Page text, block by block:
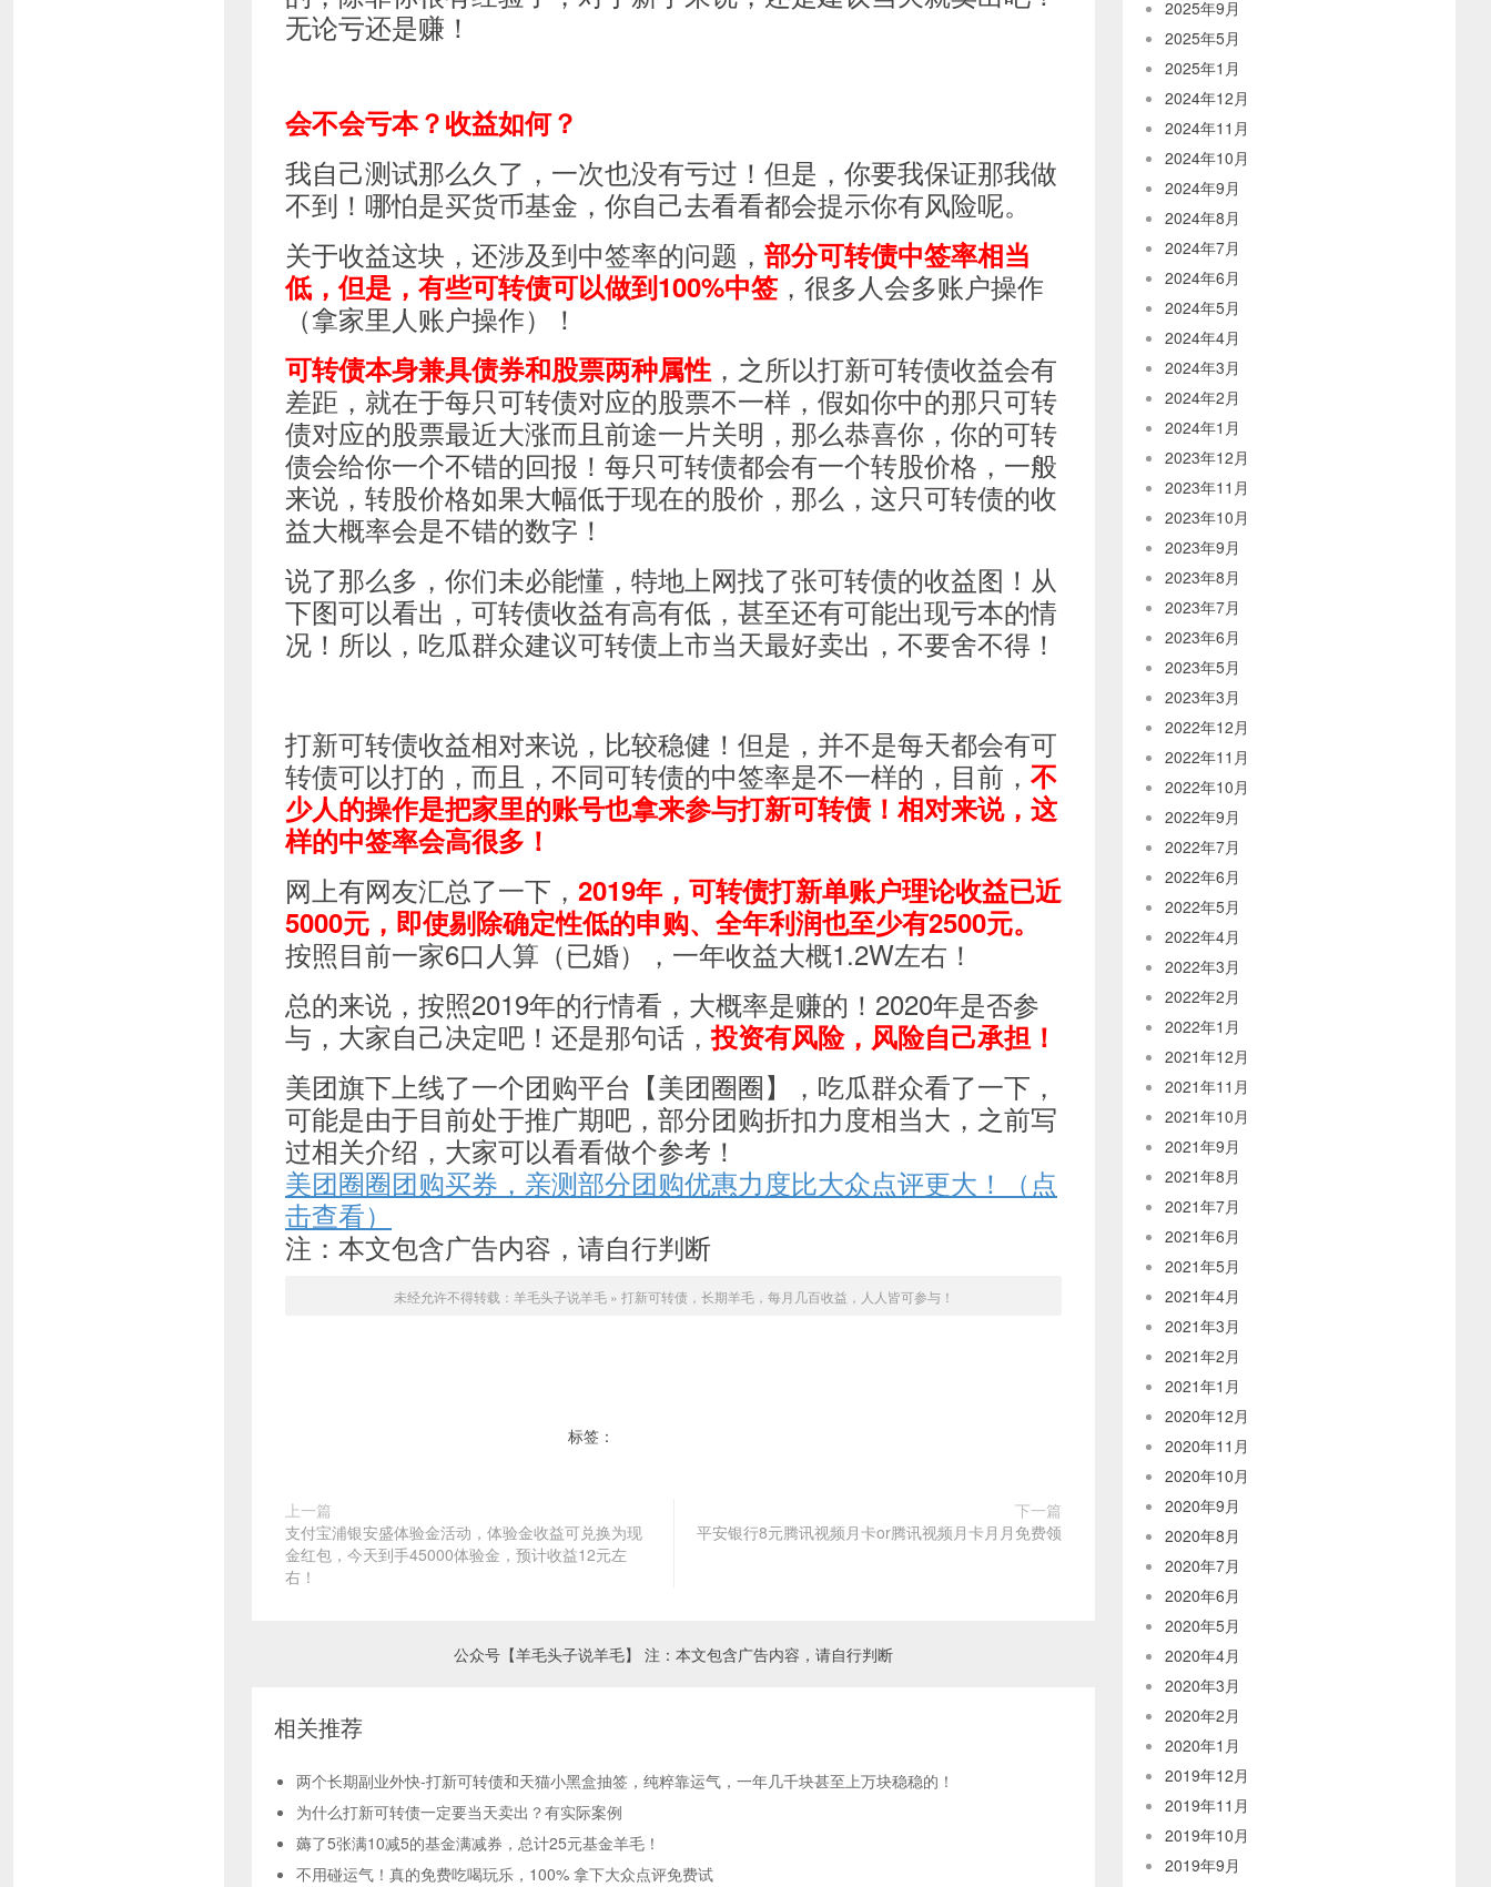
无论亏还是赚！
会不会亏本？收益如何？
我自己测试那么久了，一次也没有亏过！但是，你要我保证那我做
不到！哪怕是买货币基金，你自己去看看都会提示你有风险呢。
关于收益这块，还涉及到中签率的问题， 部分可转债中签率相当
低，但是，有些可转债可以做到100%中签 ，很多人会多账户操作
（拿家里人账户操作）！
可转债本身兼具债券和股票两种属性 ，之所以打新可转债收益会有
差距，就在于每只可转债对应的股票不一样，假如你中的那只可转
债对应的股票最近大涨而且前途一片关明，那么恭喜你，你的可转
债会给你一个不错的回报！每只可转债都会有一个转股价格，一般
来说，转股价格如果大幅低于现在的股价，那么，这只可转债的收
益大概率会是不错的数字！
说了那么多，你们未必能懂，特地上网找了张可转债的收益图！从
下图可以看出，可转债收益有高有低，甚至还有可能出现亏本的情
况！所以，吃瓜群众建议可转债上市当天最好卖出，不要舍不得！
打新可转债收益相对来说，比较稳健！但是，并不是每天都会有可
转债可以打的，而且，不同可转债的中签率是不一样的，目前， 不
少人的操作是把家里的账号也拿来参与打新可转债！相对来说，这
样的中签率会高很多！
网上有网友汇总了一下， 2019年，可转债打新单账户理论收益已近
5000元，即使剔除确定性低的申购、全年利润也至少有2500元。
按照目前一家6口人算（已婚），一年收益大概1.2W左右！
总的来说，按照2019年的行情看，大概率是赚的！2020年是否参
与，大家自己决定吧！还是那句话，投资有风险，风险自己承担！
美团旗下上线了一个团购平台【美团圈圈】，吃瓜群众看了一下，
可能是由于目前处于推广期吧，部分团购折扣力度相当大，之前写
过相关介绍，大家可以看看做个参考！
美团圈圈团购买券，亲测部分团购优惠力度比大众点评更大！（点
击查看）
注：本文包含广告内容，请自行判断
未经允许不得转载： 羊毛头子说羊毛» 打新可转债，长期羊毛，每月几百收益，人人皆可参与！
标签：
上一篇
支付宝浦银安盛体验金活动，体验金收益可兑换为现
金红包，今天到手45000体验金，预计收益12元左
右！
下一篇
平安银行8元腾讯视频月卡or腾讯视频月卡月月免费领
公众号【羊毛头子说羊毛】 注：本文包含广告内容，请自行判断
相关推荐
两个长期副业外快-打新可转债和天猫小黑盒抽签，纯粹靠运气，一年几千块甚至上万块稳稳的！
为什么打新可转债一定要当天卖出？有实际案例
薅了5张满10减5的基金满减券，总计25元基金羊毛！
不用碰运气！真的免费吃喝玩乐，100% 拿下大众点评免费试
2025年9月
2025年5月
2025年1月
2024年12月
2024年11月
2024年10月
2024年9月
2024年8月
2024年7月
2024年6月
2024年5月
2024年4月
2024年3月
2024年2月
2024年1月
2023年12月
2023年11月
2023年10月
2023年9月
2023年8月
2023年7月
2023年6月
2023年5月
2023年3月
2022年12月
2022年11月
2022年10月
2022年9月
2022年7月
2022年6月
2022年5月
2022年4月
2022年3月
2022年2月
2022年1月
2021年12月
2021年11月
2021年10月
2021年9月
2021年8月
2021年7月
2021年6月
2021年5月
2021年4月
2021年3月
2021年2月
2021年1月
2020年12月
2020年11月
2020年10月
2020年9月
2020年8月
2020年7月
2020年6月
2020年5月
2020年4月
2020年3月
2020年2月
2020年1月
2019年12月
2019年11月
2019年10月
2019年9月